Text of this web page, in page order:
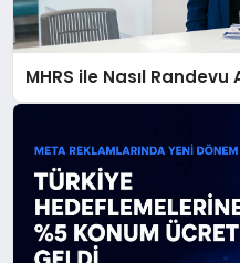
MHRS ile Nasıl Randevu